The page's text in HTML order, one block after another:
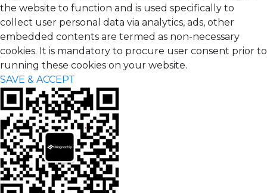
the website to function and is used specifically to
collect user personal data via analytics, ads, other
embedded contents are termed as non-necessary
cookies. It is mandatory to procure user consent prior to
running these cookies on your website.
SAVE & ACCEPT